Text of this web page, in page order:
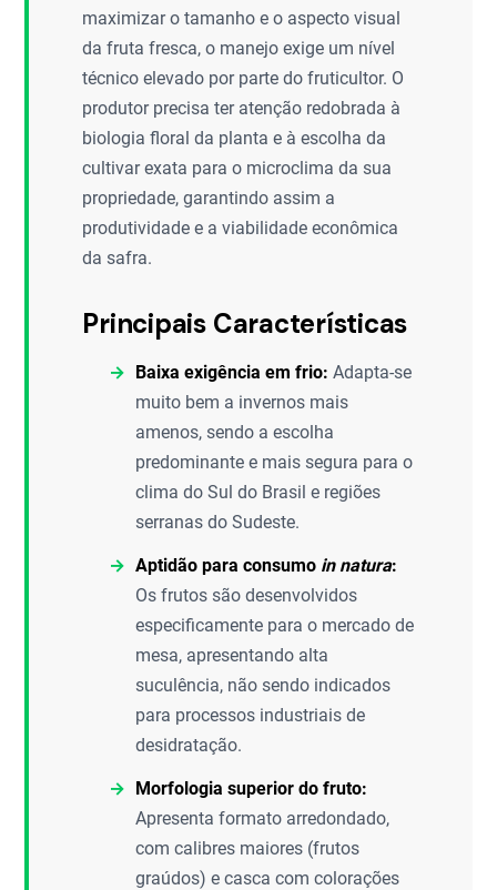
maximizar o tamanho e o aspecto visual
da fruta fresca, o manejo exige um nível
técnico elevado por parte do fruticultor. O
produtor precisa ter atenção redobrada à
biologia floral da planta e à escolha da
cultivar exata para o microclima da sua
propriedade, garantindo assim a
produtividade e a viabilidade econômica
da safra.
Principais Características
Baixa exigência em frio: Adapta-se
muito bem a invernos mais
amenos, sendo a escolha
predominante e mais segura para o
clima do Sul do Brasil e regiões
serranas do Sudeste.
Aptidão para consumo in natura:
Os frutos são desenvolvidos
especificamente para o mercado de
mesa, apresentando alta
suculência, não sendo indicados
para processos industriais de
desidratação.
Morfologia superior do fruto:
Apresenta formato arredondado,
com calibres maiores (frutos
graúdos) e casca com colorações